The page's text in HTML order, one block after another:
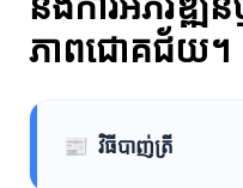
ភាពជោគជ័យ។
📰 វិធីបាញ់ត្រី